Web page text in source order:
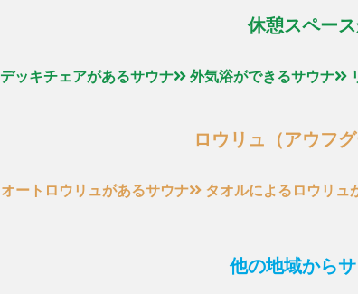
休憩スペー
デッキチェアがあるサウナ 外気浴ができるサウナ
ロウリュ（アウフ
オートロウリュがあるサウナ タオルによるロウリュ
他の地域から